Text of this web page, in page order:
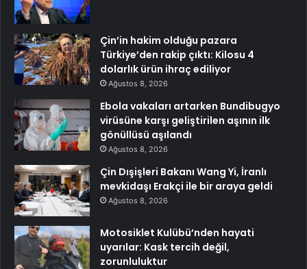
Çin’in hakim olduğu pazara
Türkiye’den rakip çıktı: Kilosu 4
dolarlık ürün ihraç ediliyor
Ağustos 8, 2026
Ebola vakaları artarken Bundibugyo
virüsüne karşı geliştirilen aşının ilk
gönüllüsü aşılandı
Ağustos 8, 2026
Çin Dışişleri Bakanı Wang Yi, İranlı
mevkidaşı Erakçi ile bir araya geldi
Ağustos 8, 2026
Motosiklet Kulübü’nden hayati
uyarılar: Kask tercih değil,
zorunluluktur